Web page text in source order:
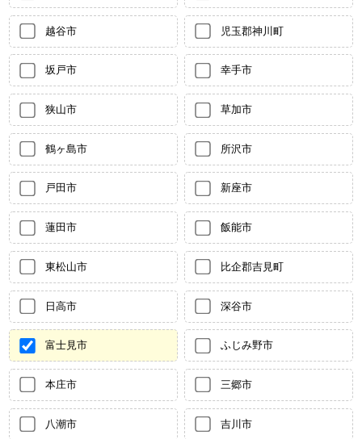
越谷市 児玉郡神川町
坂戸市 幸手市
狭山市 草加市
鶴ヶ島市 所沢市
戸田市 新座市
蓮田市 飯能市
東松山市 比企郡吉見町
日高市 深谷市
富士見市 ふじみ野市
本庄市 三郷市
八潮市 吉川市